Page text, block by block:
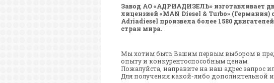
Завод АО «АДРИАДИЗЕЛЬ» изготавливает
лицензией «MAN Diesel & Turbo»
Adriadiesel произвела более 1580
стран мира.
Мы хотим быть Вашим первым выбором в
опыту и конкурентоспособным ценам.
Пожалуйста, направите на наш адрес
Для получения какой-либо дополнительной